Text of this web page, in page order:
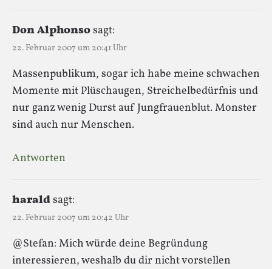
Don Alphonsosagt:
22. Februar 2007 um 20:41 Uhr
Massenpublikum, sogar ich habe meine schwachen
Momente mit Plüschaugen, Streichelbedürfnis und
nur ganz wenig Durst auf Jungfrauenblut. Monster
sind auch nur Menschen.
Antworten
haraldsagt:
22. Februar 2007 um 20:42 Uhr
@Stefan: Mich würde deine Begründung
interessieren, weshalb du dir nicht vorstellen